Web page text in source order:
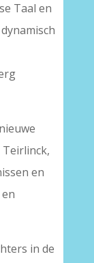
Taal en
en
in de